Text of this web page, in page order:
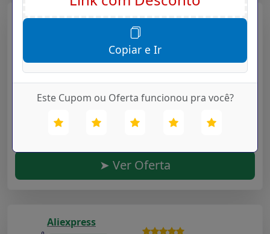
Aliexpress
Fifine microfone usb para computador portátil e
voz overcasting podcasting para youtube skype
➤ Ver Oferta
Aliexpress
Copiar e Ir
Este Cupom ou Oferta funcionou pra você?